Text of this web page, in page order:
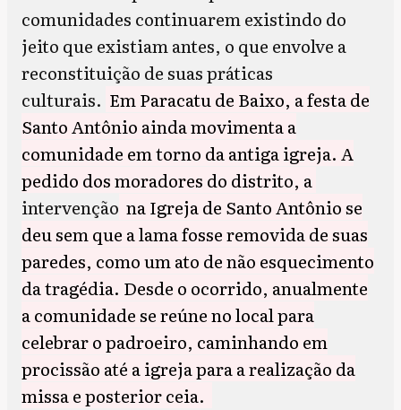
comunidades continuarem existindo do
jeito que existiam antes, o que envolve a
reconstituição de suas práticas
culturais. Em Paracatu de Baixo, a festa de
Santo Antônio ainda movimenta a
comunidade em torno da antiga igreja. A
pedido dos moradores do distrito, a
intervenção na Igreja de Santo Antônio se
deu sem que a lama fosse removida de suas
paredes, como um ato de não esquecimento
da tragédia. Desde o ocorrido, anualmente
a comunidade se reúne no local para
celebrar o padroeiro, caminhando em
procissão até a igreja para a realização da
missa e posterior ceia.